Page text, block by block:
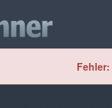
Fehler: